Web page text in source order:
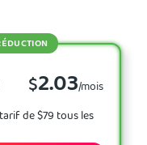
$2.03/mois
de $79 tous les